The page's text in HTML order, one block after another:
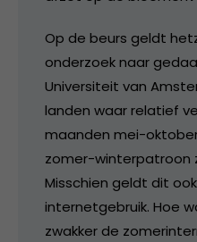
Op de beurs geldt
onderzoek naar
Universiteit van
landen waar relatief
maanden mei-
zomer-winterpatroon
Misschien geldt dit
internetgebruik. Hoe
zwakker de